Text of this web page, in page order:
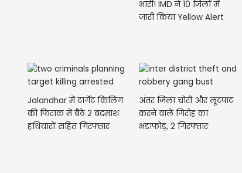
भारी! IMD ने 10 जिलों में
जारी किया Yellow Alert
Jalandhar में टार्गेट किलिंग
की फिराक में बैठे 2 बदमाश
हथियारों सहित गिरफ्तार
अंतर जिला चोरी और लूटपाट
करने वाले गिरोह का
भंडाफोड़, 2 गिरफ्तार